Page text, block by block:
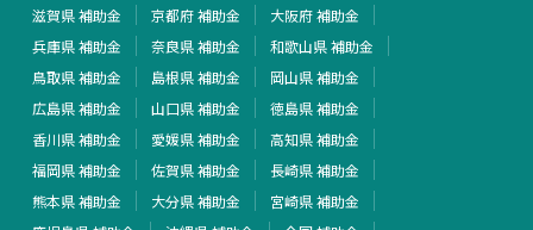
滋賀県 補助金
京都府 補助金
大阪府 補助金
兵庫県 補助金
奈良県 補助金
和歌山県 補助金
鳥取県 補助金
島根県 補助金
岡山県 補助金
広島県 補助金
山口県 補助金
徳島県 補助金
香川県 補助金
愛媛県 補助金
高知県 補助金
福岡県 補助金
佐賀県 補助金
長崎県 補助金
熊本県 補助金
大分県 補助金
宮崎県 補助金